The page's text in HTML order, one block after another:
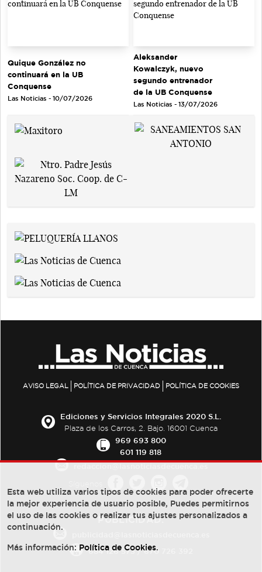
Quique González no
continuará en la UB
Conquense
Las Noticias - 10/07/2026
Aleksander
Kowalczyk, nuevo
segundo entrenador
de la UB Conquense
Las Noticias - 13/07/2026
AVISO LEGAL POLÍTICA DE PRIVACIDAD POLÍTICA DE COOKIES
Ediciones y Servicios Integrales 2020 S.L.
Plaza de los Carros, 2. Bajo. 16001 Cuenca
969 693 800
601 119 818
PUBLICIDAD:
684 126 573/670 726 392
Esta web utiliza varios tipos de cookies para poder ofrecerte
la mejor experiencia de usuario posible, Puedes permitirnos
el uso de las cookies o realizar tus ajustes personalizados a
continuación.
Más información: Política de Cookies.